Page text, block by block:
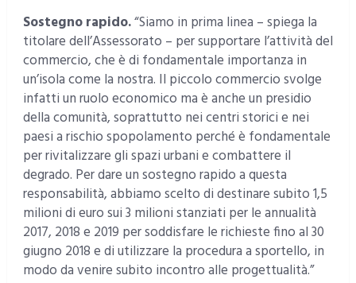
Sostegno rapido.“Siamo in prima linea – spiega la
titolare dell’Assessorato – per supportare l’attività del
commercio, che è di fondamentale importanza in
un’isola come la nostra. Il piccolo commercio svolge
infatti un ruolo economico ma è anche un presidio
della comunità, soprattutto nei centri storici e nei
paesi a rischio spopolamento perché è fondamentale
per rivitalizzare gli spazi urbani e combattere il
degrado. Per dare un sostegno rapido a questa
responsabilità, abbiamo scelto di destinare subito 1,5
milioni di euro sui 3 milioni stanziati per le annualità
2017, 2018 e 2019 per soddisfare le richieste fino al 30
giugno 2018 e di utilizzare la procedura a sportello, in
modo da venire subito incontro alle progettualità.”